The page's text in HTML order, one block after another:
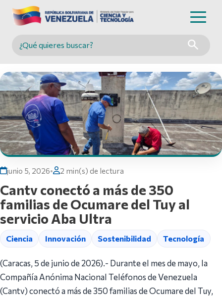
Buscar en MINCYT
junio 5, 2026• 2 min(s) de lectura
Cantv conectó a más de 350
familias de Ocumare del Tuy al
servicio Aba Ultra
Ciencia Innovación Sostenibilidad Tecnología
(Caracas, 5 de junio de 2026).- Durante el mes de mayo, la
Compañía Anónima Nacional Teléfonos de Venezuela
(Cantv) conectó a más de 350 familias de Ocumare del Tuy,